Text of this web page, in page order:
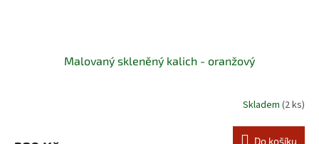
Malovaný skleněný kalich - oranžový
Skladem (2 ks)
Do košíku